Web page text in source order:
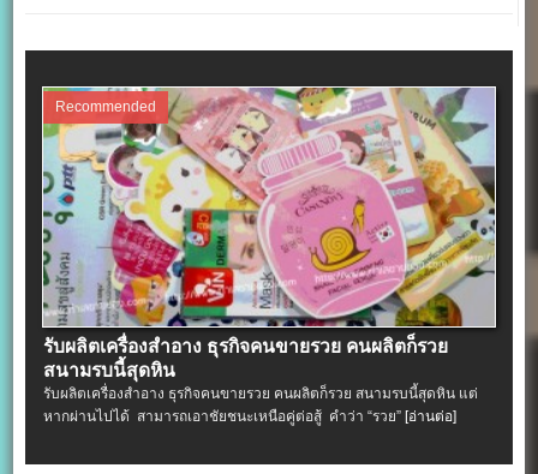
Recommended
รับผลิตเครื่องสําอาง ธุรกิจคนขายรวย คนผลิตก็รวย
สนามรบนี้สุดหิน
รับผลิตเครื่องสําอาง ธุรกิจคนขายรวย คนผลิตก็รวย สนามรบนี้สุดหิน แต่
หากผ่านไปได้ สามารถเอาชัยชนะเหนือคู่ต่อสู้ คำว่า “รวย”[อ่านต่อ]